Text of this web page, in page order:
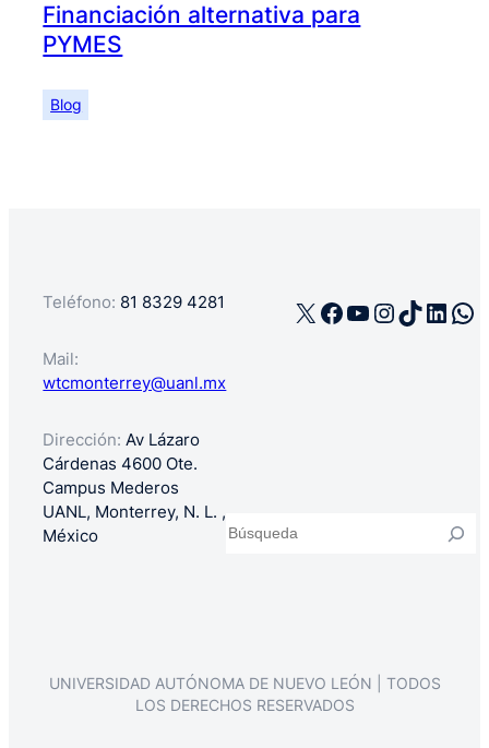
Financiación alternativa para
PYMES
Blog
Teléfono: 81 8329 4281
Mail:
wtcmonterrey@uanl.mx
Dirección: Av Lázaro
Cárdenas 4600 Ote.
Campus Mederos
UANL, Monterrey, N. L. ,
México
X Facebook
YouTube
TikTok
UNIVERSIDAD AUTÓNOMA DE NUEVO LEÓN | TODOS
LOS DERECHOS RESERVADOS